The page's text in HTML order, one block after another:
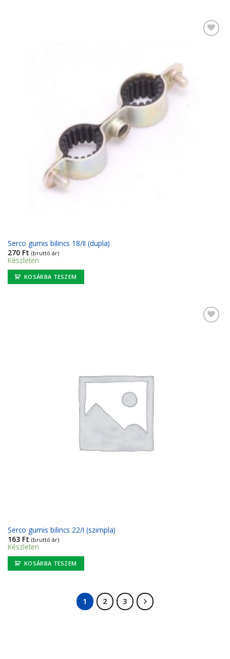
Serco gumis bilincs 18/II (dupla)
270 Ft (bruttó ár)
Készleten
KOSÁRBA TESZEM
Serco gumis bilincs 22/I (szimpla)
163 Ft (bruttó ár)
Készleten
KOSÁRBA TESZEM
1 2 3